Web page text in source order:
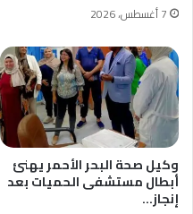
7 أغسطس، 2026
وكيل صحة البحر الأحمر يهنئ
أبطال مستشفى الحميات بعد
إنجاز…